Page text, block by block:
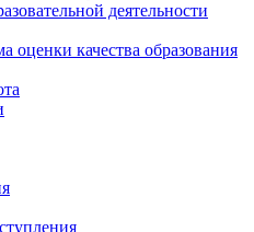
деятельности
оценки качества образования